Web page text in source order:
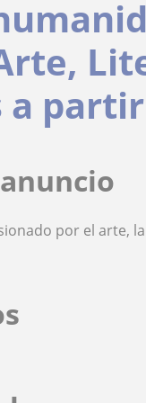
a
por el arte,